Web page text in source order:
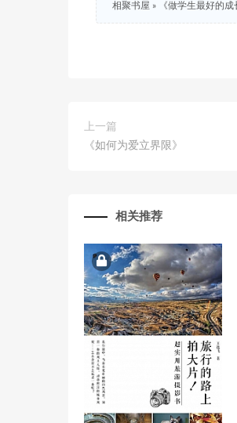
相聚书屋 » 《做学生最好的
上一篇
《如何为爱立界限》
相关推荐